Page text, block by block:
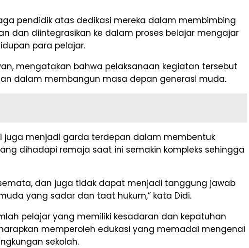
pendidik atas dedikasi mereka dalam membimbing
dan diintegrasikan ke dalam proses belajar mengajar
para pelajar.
mengatakan bahwa pelaksanaan kegiatan tersebut
dalam membangun masa depan generasi muda.
juga menjadi garda terdepan dalam membentuk
dihadapi remaja saat ini semakin kompleks sehingga
dan juga tidak dapat menjadi tanggung jawab
yang sadar dan taat hukum,” kata Didi.
pelajar yang memiliki kesadaran dan kepatuhan
memperoleh edukasi yang memadai mengenai
sekolah.